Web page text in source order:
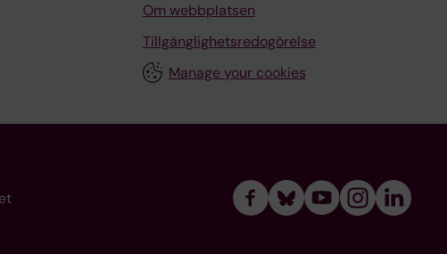
Om webbplatsen
Tillgänglighetsredogörelse
Manage your cookies